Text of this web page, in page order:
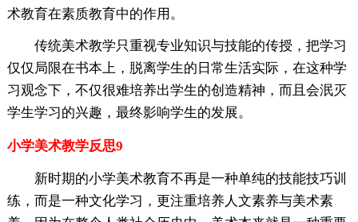
术教育在素质教育中的作用。
传统美术教学只重视专业知识与技能的传授，把学习
仅仅局限在书本上，脱离学生的日常生活实际，在这种学
习观念下，不仅很难培养出学生的创造精神，而且会泯灭
学生学习的兴趣，最终影响学生的发展。
小学美术教学反思9
新时期的小学美术教育不再是一种单纯的技能技巧训
练，而是一种文化学习，更注重培养人文素养与美术素